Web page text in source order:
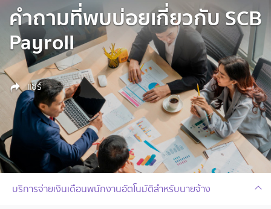
คำถามที่พบบ่อยเกี่ยวกับ SCB
Payroll
แชร์
บริการจ่ายเงินเดือนพนักงานอัตโนมัติสำหรับนายจ้าง